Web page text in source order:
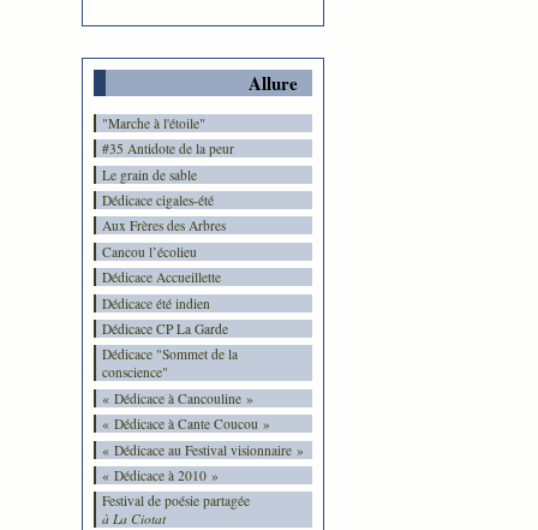
Allure
"Marche à l'étoile"
#35 Antidote de la peur
Le grain de sable
Dédicace cigales-été
Aux Frères des Arbres
Cancou l’écolieu
Dédicace Accueillette
Dédicace été indien
Dédicace CP La Garde
Dédicace "Sommet de la
conscience"
« Dédicace à Cancouline »
« Dédicace à Cante Coucou »
« Dédicace au Festival visionnaire »
« Dédicace à 2010 »
Festival de poésie partagée
à La Ciotat